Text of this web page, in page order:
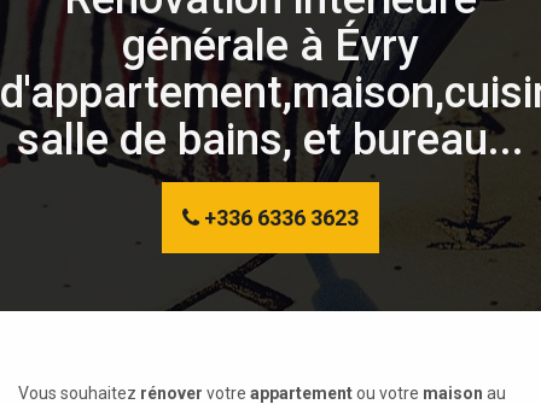
générale à Évry
salle de bains, et bureau...
+336 6336 3623
Vous souhaitez rénover votre appartementou votre maison au